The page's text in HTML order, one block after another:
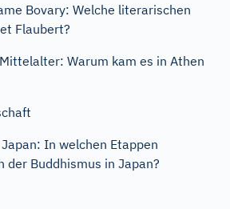
Bovary: Welche literarischen
Flaubert?
Warum kam es in Athen
In welchen Etappen
der Buddhismus in Japan?